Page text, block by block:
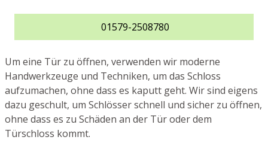
01579-2508780
Um eine Tür zu öffnen, verwenden wir moderne
Handwerkzeuge und Techniken, um das Schloss
aufzumachen, ohne dass es kaputt geht. Wir sind eigens
dazu geschult, um Schlösser schnell und sicher zu öffnen,
ohne dass es zu Schäden an der Tür oder dem
Türschloss kommt.